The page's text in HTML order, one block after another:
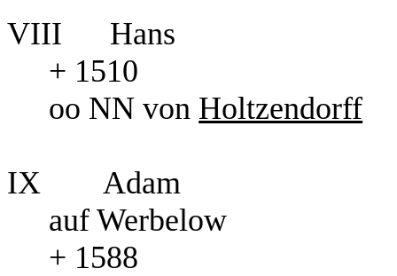
VIII
Hans
+ 1510
oo NN von Holtzendorff
IX
Adam
auf Werbelow
+ 1588